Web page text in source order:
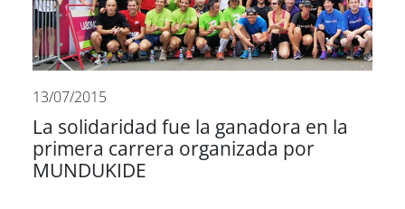
13/07/2015
La solidaridad fue la ganadora en la
primera carrera organizada por
MUNDUKIDE